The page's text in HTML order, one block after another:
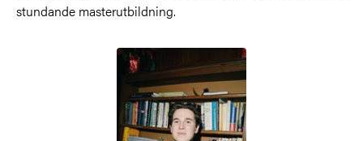
stundande masterutbildning.
Bild